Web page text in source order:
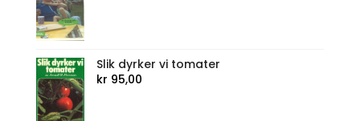
Slik dyrker vi tomater
kr 95,00